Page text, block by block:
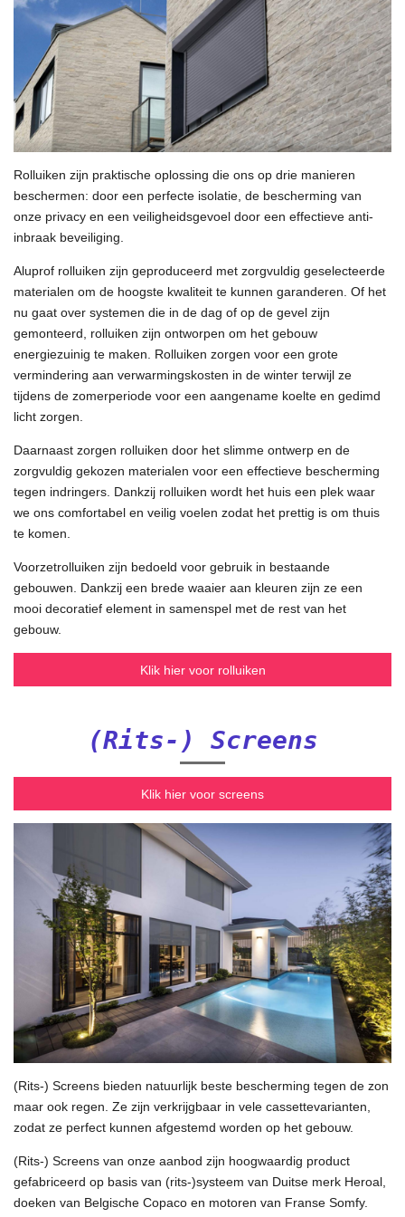
Rolluiken zijn praktische oplossing die ons op drie manieren
beschermen: door een perfecte isolatie, de bescherming van
onze privacy en een veiligheidsgevoel door een effectieve anti-
inbraak beveiliging.
Aluprof rolluiken zijn geproduceerd met zorgvuldig geselecteerde
materialen om de hoogste kwaliteit te kunnen garanderen. Of het
nu gaat over systemen die in de dag of op de gevel zijn
gemonteerd, rolluiken zijn ontworpen om het gebouw
energiezuinig te maken. Rolluiken zorgen voor een grote
vermindering aan verwarmingskosten in de winter terwijl ze
tijdens de zomerperiode voor een aangename koelte en gedimd
licht zorgen.
Daarnaast zorgen rolluiken door het slimme ontwerp en de
zorgvuldig gekozen materialen voor een effectieve bescherming
tegen indringers. Dankzij rolluiken wordt het huis een plek waar
we ons comfortabel en veilig voelen zodat het prettig is om thuis
te komen.
Voorzetrolluiken zijn bedoeld voor gebruik in bestaande
gebouwen. Dankzij een brede waaier aan kleuren zijn ze een
mooi decoratief element in samenspel met de rest van het
gebouw.
Klik hier voor rolluiken
(Rits-) Screens
Klik hier voor screens
(Rits-) Screens bieden natuurlijk beste bescherming tegen de zon
maar ook regen. Ze zijn verkrijgbaar in vele cassettevarianten,
zodat ze perfect kunnen afgestemd worden op het gebouw.
(Rits-) Screens van onze aanbod zijn hoogwaardig product
gefabriceerd op basis van (rits-)systeem van Duitse merk Heroal,
doeken van Belgische Copaco en motoren van Franse Somfy.